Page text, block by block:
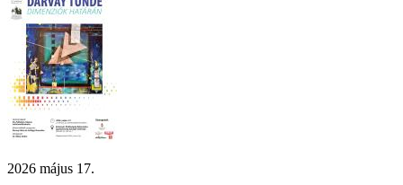
2026 május 17.